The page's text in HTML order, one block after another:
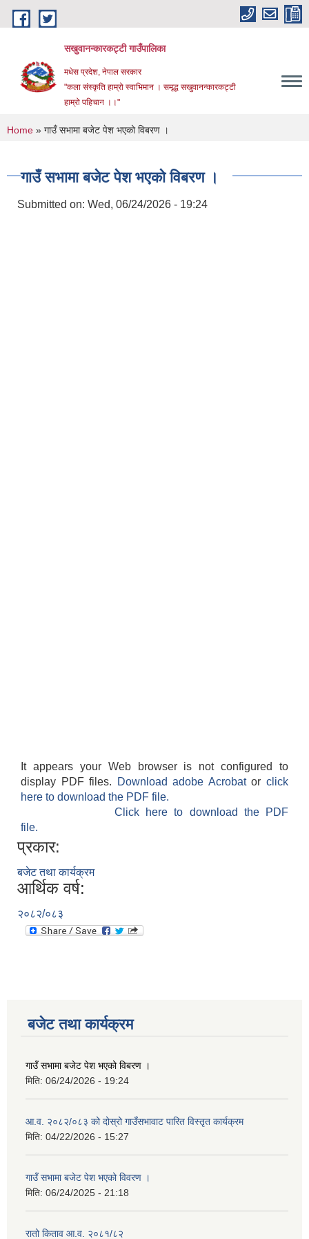
Skip to main content
सखुवानन्कारकट्टी गाउँपालिका
मधेस प्रदेश, नेपाल सरकार
"कला संस्कृति हाम्रो स्वाभिमान । समृद्ध सखुवानन्कारकट्टी
हाम्रो पहिचान ।।"
You are here
Home » गाउँ सभामा बजेट पेश भएको विबरण ।
गाउँ सभामा बजेट पेश भएको विबरण ।
Submitted on: Wed, 06/24/2026 - 19:24
It appears your Web browser is not configured to
display PDF files.
Download adobe Acrobatorclick
here to download the PDF file.
Click here to download the PDF
file.
प्रकार:
बजेट तथा कार्यक्रम
आर्थिक वर्ष:
२०८२/०८३
बजेट तथा कार्यक्रम
गाउँ सभामा बजेट पेश भएको विबरण ।
मिति: 06/24/2026 - 19:24
आ.व. २०८२/०८३ को दोस्रो गाउँसभावाट पारित विस्तृत कार्यक्रम
मिति: 04/22/2026 - 15:27
गाउँ सभामा बजेट पेश भएको विवरण ।
मिति: 06/24/2025 - 21:18
रातो किताव आ.व. २०८१/८२